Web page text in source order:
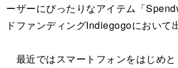
ーザーにぴったりなアイテム「
ドファンディングIndiegogoにおいて
最近ではスマートフォンをはじめ